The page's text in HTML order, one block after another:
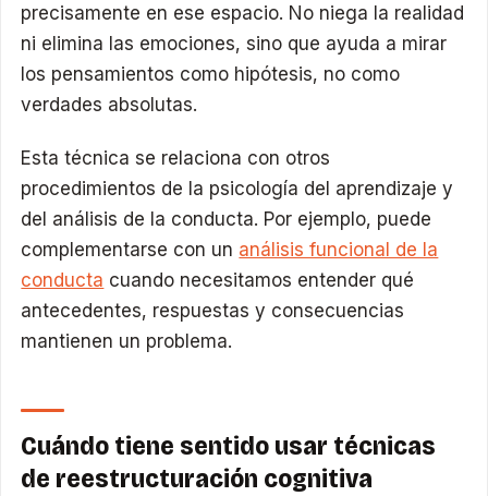
precisamente en ese espacio. No niega la realidad
ni elimina las emociones, sino que ayuda a mirar
los pensamientos como hipótesis, no como
verdades absolutas.
Esta técnica se relaciona con otros
procedimientos de la psicología del aprendizaje y
del análisis de la conducta. Por ejemplo, puede
complementarse con un análisis funcional de la
conducta cuando necesitamos entender qué
antecedentes, respuestas y consecuencias
mantienen un problema.
Cuándo tiene sentido usar técnicas
de reestructuración cognitiva